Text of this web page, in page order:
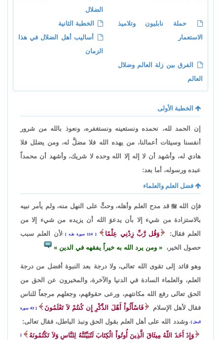
الضلال
حملة نابليون وتلاميذ
الاستعمار
الخطبة الثانية
أساليب أهل الضلال في هذا
الزمان
الفرق بين زلة العالم وضلال
العالم
الخطبة الأولى
إن الحمد لله، نحمده ونستعينه ونستغفره، ونعوذ بالله من شرور
أنفسنا وسيئات أعمالنا، من يهده الله فلا مضلَّ له، ومن يضلل فلا
هادي له، وأشهد أن لا إله إلا الله وحده لا شريك، وأشهد أن محمداً
عبده ورسوله، أما بعد:
فضل العلم والعلماء
فإن اللهقد مدح العلم وأهله، وحثَّ على النهل منه، ولم يأمر نبيه
بالاستزادة من شيء إلا بأن يدعوَ الله أن يزيده من شيء إلا من
العلم فقال:
وَقُل رَّبِّ زِدْنِي عِلْمًا 114 سورة طـه ؛لأن العلم سبب
حصول الخير،
ومن يرد الله به خيراً يفقهه في الدين
وهو قائد إلى تقوى الله تعالى، ولا درجة بعد النبوة أفضل من درجة
العلم، والعلماء السادة في الدنيا والآخرة، والمخبرون عن الحق من
الحق تعالى رفع الله مكانتهم، ورعى حقوقهم، وجعلهم مرجعاً للناس
فقال لأهل الإسلام
فَاسْأَلُواْ أَهْلَ الذِّكْرِ إِن كُنتُمْ لاَ تَعْلَمُونَ 43 سورة
النحل ،وشدد الله على أهل العلم بقول الحق ونبذ الباطل، فقال تعالى:
وَإِذَ أَخَذَ اللّهُ مِيثَاقَ الَّذِينَ أُوتُواْ الْكِتَابَ لَتُبَيِّنُنَّهُ لِلنَّاسِ وَلاَ تَكْتُمُونَهُ